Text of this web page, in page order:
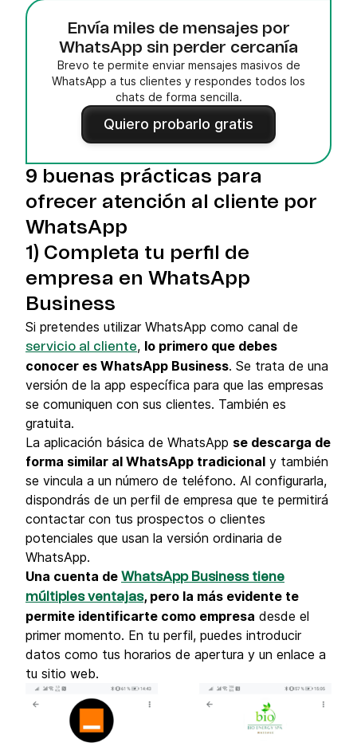
Envía miles de mensajes por
WhatsApp sin perder cercanía
Brevo te permite enviar mensajes masivos de
WhatsApp a tus clientes y respondes todos los
chats de forma sencilla.
Quiero probarlo gratis
9 buenas prácticas para
ofrecer atención al cliente por
WhatsApp
1) Completa tu perfil de
empresa en WhatsApp
Business
Si pretendes utilizar WhatsApp como canal de
servicio al cliente, lo primero que debes
conocer es WhatsApp Business. Se trata de una
versión de la app específica para que las empresas
se comuniquen con sus clientes. También es
gratuita.
La aplicación básica de WhatsApp se descarga de
forma similar al WhatsApp tradicional y también
se vincula a un número de teléfono. Al configurarla,
dispondrás de un perfil de empresa que te permitirá
contactar con tus prospectos o clientes
potenciales que usan la versión ordinaria de
WhatsApp.
Una cuenta de WhatsApp Business tiene
múltiples ventajas, pero la más evidente te
permite identificarte como empresa desde el
primer momento. En tu perfil, puedes introducir
datos como tus horarios de apertura y un enlace a
tu sitio web.